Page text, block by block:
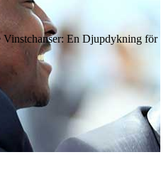
Vinstchanser: En Djupdykning för